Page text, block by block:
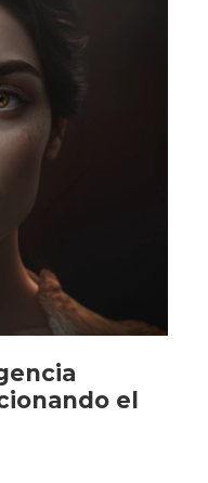
el